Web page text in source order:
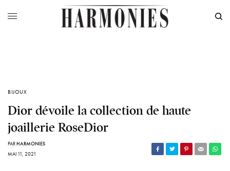
BIJOUX
Dior dévoile la collection de haute
joaillerie RoseDior
PARHARMONIES
MAI 11, 2021